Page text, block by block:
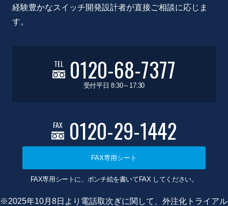
経験豊かなスイッチ開発設計者が直接ご相談に応じま
す。
TEL 0120-68-7377
受付平日 8:30～17:30
FAX 0120-29-1442
FAX専用シート
FAX専用シートに、ポンチ絵を書いてFAX してください。
※2025年10月8日より電話取次ぎに関して、外注化トライアル